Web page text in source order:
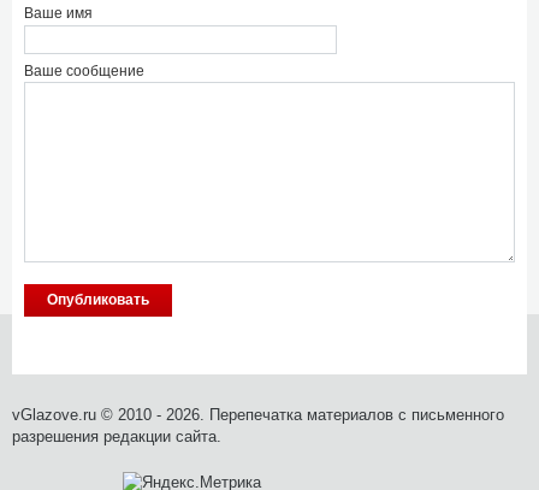
Ваше имя
Ваше сообщение
vGlazove.ru © 2010 - 2026. Перепечатка материалов с письменного
разрешения редакции сайта.